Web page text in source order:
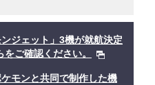
ジェット」3機が就航決定
ご確認ください。
モンと共同で制作した機